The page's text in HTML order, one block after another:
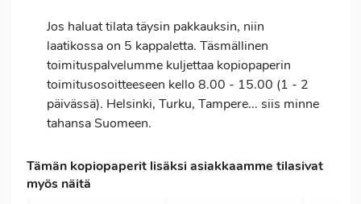
Jos haluattilatatäysin pakkauksin, niin
laatikossa on 5 kappaletta. Täsmällinen
toimituspalvelumme kuljettaa kopiopaperin
toimitusosoitteeseen kello 8.00 - 15.00 (1 - 2
päivässä). Helsinki, Turku, Tampere... siis minne
tahansa Suomeen.
Tämän kopiopaperit lisäksi asiakkaamme tilasivat
myös näitä